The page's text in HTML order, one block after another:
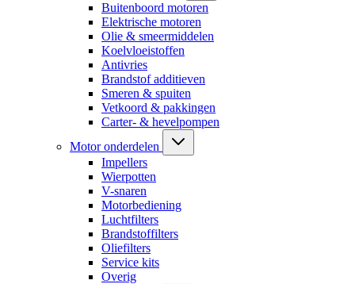
Buitenboord motoren
Elektrische motoren
Olie & smeermiddelen
Koelvloeistoffen
Antivries
Brandstof additieven
Smeren & spuiten
Vetkoord & pakkingen
Carter- & hevelpompen
Motor onderdelen
Impellers
Wierpotten
V-snaren
Motorbediening
Luchtfilters
Brandstoffilters
Oliefilters
Service kits
Overig